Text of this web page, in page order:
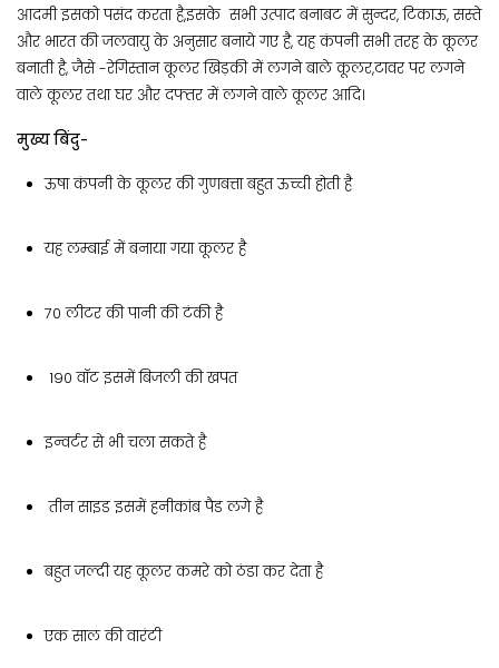
आदमी इसको पसंद करता है,इसके सभी उत्पाद बनाबट में सुन्दर, टिकाऊ, सस्ते
और भारत की जलवायु के अनुसार बनाये गए है, यह कंपनी सभी तरह के कूलर
बनाती है, जैसे -रेगिस्तान कूलर खिड़की में लगने बाले कूलर,टावर पर लगने
वाले कूलर तथा घर और दफ्तर में लगने वाले कूलर आदि।
मुख्य बिंदु-
ऊषा कंपनी के कूलर की गुणबत्ता बहुत ऊच्ची होती है
यह लम्बाई में बनाया गया कूलर है
70 लीटर की पानी की टंकी है
190 वॉट इसमें बिजली की खपत
इन्वर्टर से भी चला सकते है
तीन साइड इसमें हनीकांब पैड लगे है
बहुत जल्दी यह कूलर कमरे को ठंडा कर देता है
एक साल की वारंटी